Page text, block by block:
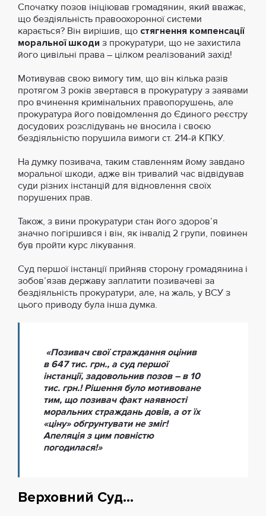
Спочатку позов ініціював громадянин, який вважає,
що бездіяльність правоохоронної системи
карається? Він вирішив, що стягнення компенсації
моральної шкоди з прокуратури, що не захистила
його цивільні права – цілком реалізований захід!
Мотивував свою вимогу тим, що він кілька разів
протягом 3 років звертався в прокуратуру з заявами
про вчинення кримінальних правопорушень, але
прокуратура його повідомлення до Єдиного реєстру
досудових розслідувань не вносила і своєю
бездіяльністю порушила вимоги ст. 214-й КПКУ.
На думку позивача, таким ставленням йому завдано
моральної шкоди, адже він тривалий час відвідував
суди різних інстанцій для відновлення своїх
порушених прав.
Також, з вини прокуратури стан його здоров’я
значно погіршився і він, як інвалід 2 групи, повинен
був пройти курс лікування.
Суд першої інстанції прийняв сторону громадянина і
зобов’язав державу заплатити позивачеві за
бездіяльність прокуратури, але, на жаль, у ВСУ з
цього приводу була інша думка.
«Позивач свої страждання оцінив
в 647 тис. грн., а суд першої
інстанції, задовольнив позов – в 10
тис. грн.! Рішення було мотивоване
тим, що позивач факт наявності
моральних страждань довів, а от їх
«ціну» обгрунтувати не зміг!
Апеляція з цим повністю
погодилася!»
Верховний Суд…